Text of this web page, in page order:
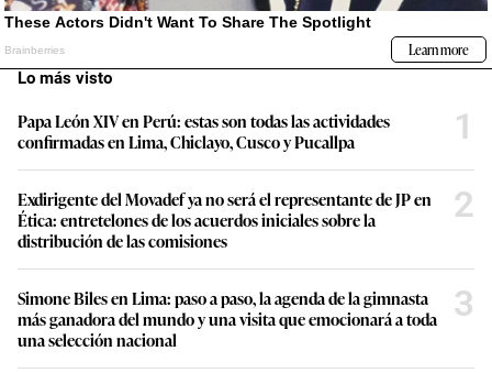
Lo más visto
Papa León XIV en Perú: estas son todas las actividades
confirmadas en Lima, Chiclayo, Cusco y Pucallpa
1
Exdirigente del Movadef ya no será el representante de JP en
Ética: entretelones de los acuerdos iniciales sobre la
distribución de las comisiones
2
Simone Biles en Lima: paso a paso, la agenda de la gimnasta
más ganadora del mundo y una visita que emocionará a toda
una selección nacional
3